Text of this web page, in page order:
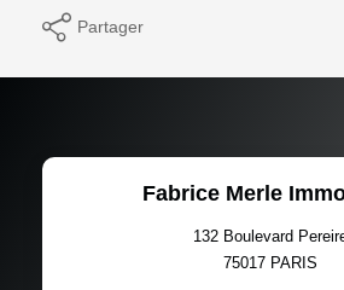
Partager
Fabrice Merle
132 Boulevard
75017 PARIS